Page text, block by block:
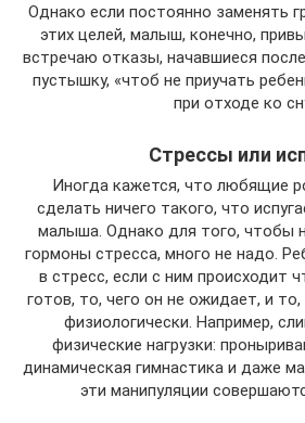
Однако если постоянно заменять
этих целей, малыш, конечно,
встречаю отказы, начавшиеся
пустышку, «чтоб не приучать
при отходе ко
Стрессы или
Иногда кажется, что любящие
сделать ничего такого, что
малыша. Однако для того, чтобы
гормоны стресса, много не надо.
в стресс, если с ним происходит
готов, то, чего он не ожидает, и
физиологически. Например,
физические нагрузки:
динамическая гимнастика и даже
эти манипуляции